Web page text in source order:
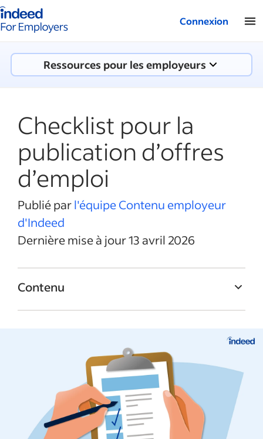
Indeed - Entreprises
Connexion
Ressources pour les employeurs
Checklist pour la
publication d’offres
d’emploi
Publié parl'équipe Contenu employeur
d'Indeed
Dernière mise à jour 13 avril 2026
Contenu
2. Donnez une fourchette de salaires pour
l’offre d’emploi
3. Définissez la personne responsable de la
réception des CV
4. Critères de la lettre de motivation